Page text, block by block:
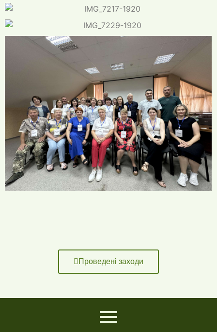
Проведені заходи